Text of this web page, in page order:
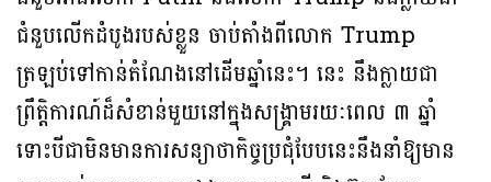
ជំនួបលើកដំបូងរបស់ខ្លួន ចាប់តាំងពីលោក Trump
ត្រឡប់ទៅកាន់តំណែងនៅដើមឆ្នាំនេះ។ នេះ នឹងក្លាយជា
ព្រឹត្តិការណ៍ដ៏សំខាន់មួយនៅក្នុងសង្គ្រាមរយៈពេល ៣ ឆ្នាំ
ទោះបីជាមិនមានការសន្យាថាកិច្ចប្រជុំបែបនេះនឹងនាំឱ្យមាន